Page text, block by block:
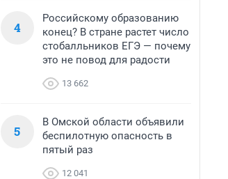
4
Российскому образованию
конец? В стране растет число
стобалльников ЕГЭ — почему
это не повод для радости
13 662
5
В Омской области объявили
беспилотную опасность в
пятый раз
12 041